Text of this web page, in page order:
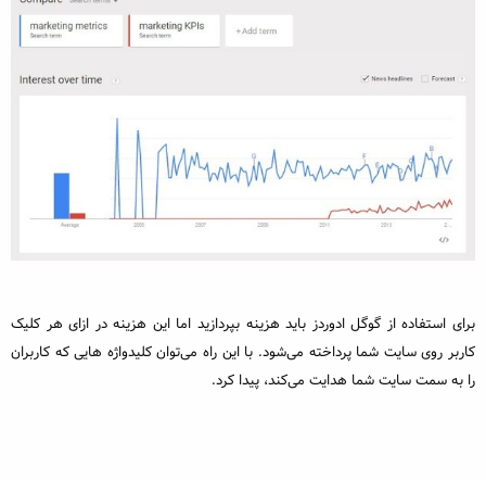
برای استفاده از گوگل ادوردز باید هزینه بپردازید اما این هزینه در ازای هر کلیک
کاربر روی سایت شما پرداخته می‌شود. با این راه می‌توان کلیدواژه هایی که کاربران
را به سمت سایت شما هدایت می‌کند، پیدا کرد.